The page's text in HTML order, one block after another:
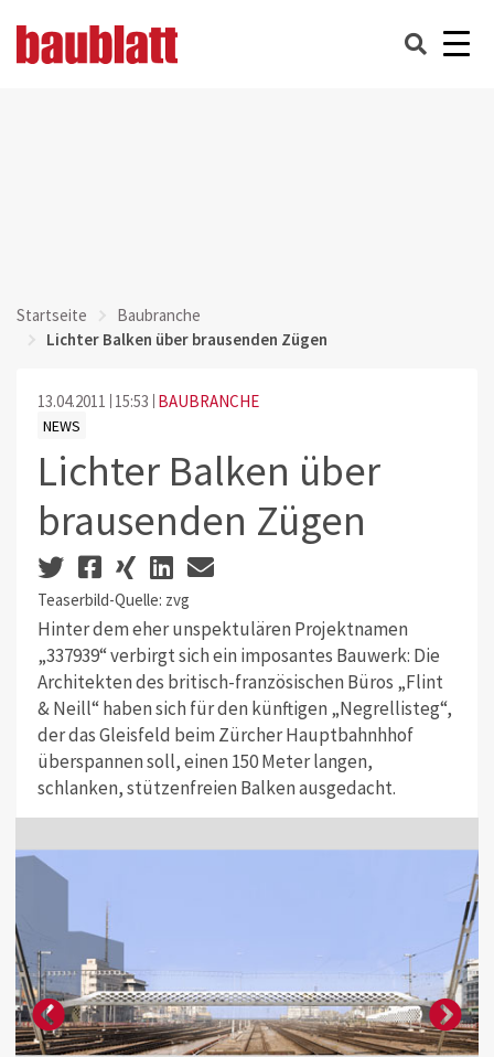
Startseite
Baubranche
Lichter Balken über brausenden Zügen
13.04.2011 15:53 BAUBRANCHE
NEWS
Lichter Balken über
brausenden Zügen
Teaserbild-Quelle: zvg
Hinter dem eher unspektulären Projektnamen
„337939“ verbirgt sich ein imposantes Bauwerk: Die
Architekten des britisch-französischen Büros „Flint
& Neill“ haben sich für den künftigen „Negrellisteg“,
der das Gleisfeld beim Zürcher Hauptbahnhhof
überspannen soll, einen 150 Meter langen,
schlanken, stützenfreien Balken ausgedacht.